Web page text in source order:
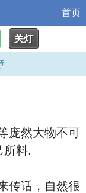
首页
关灯
然大物不可
所料.
话，自然很